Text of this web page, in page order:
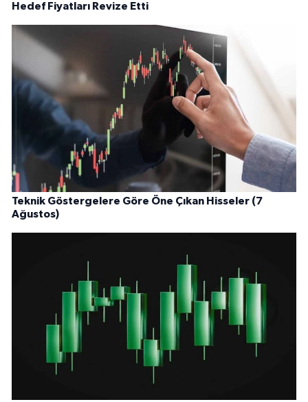
Hedef Fiyatları Revize Etti
Teknik Göstergelere Göre Öne Çıkan Hisseler (7
Ağustos)